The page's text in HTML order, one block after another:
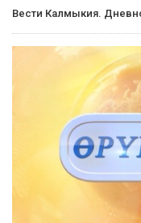
Вести Калмыкия.